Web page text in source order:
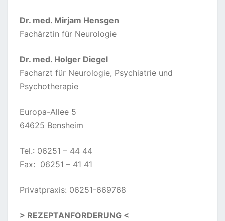
Dr. med. Mirjam Hensgen
Fachärztin für Neurologie
Dr. med. Holger Diegel
Facharzt für Neurologie, Psychiatrie und
Psychotherapie
Europa-Allee 5
64625 Bensheim
Tel.: 06251 – 44 44
Fax: 06251 – 41 41
Privatpraxis: 06251-669768
> REZEPTANFORDERUNG <